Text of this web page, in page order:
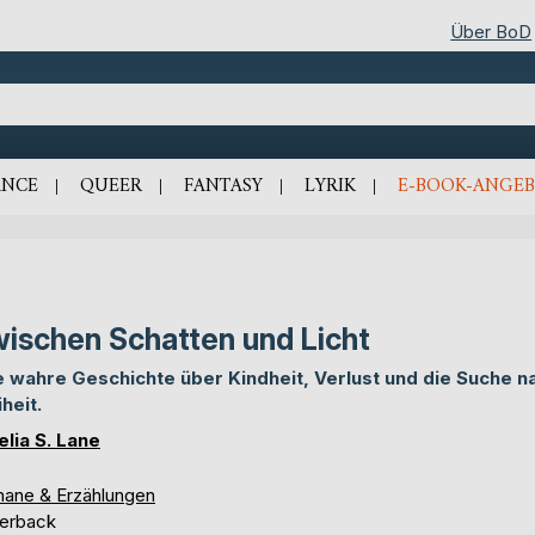
Über BoD
QUEER FANTASY LYRIK E-BOOK-
Schatten und Licht
wahre Geschichte über Kindheit, Verlust und die Suche
S. Lane
& Erzählungen